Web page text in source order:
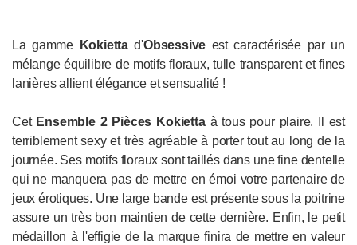
La gamme Kokiettad'Obsessive est caractérisée par un
mélange équilibre de motifs floraux, tulle transparent et fines
lanières allient élégance et sensualité !
Cet Ensemble 2 Pièces Kokiettaà tous pour plaire. Il est
terriblement sexy et très agréable à porter tout au long de la
journée. Ses motifs floraux sont taillés dans une fine dentelle
qui ne manquera pas de mettre en émoi votre partenaire de
jeux érotiques. Une large bande est présente sous la poitrine
assure un très bon maintien de cette dernière. Enfin, le petit
médaillon à l'effigie de la marque finira de mettre en valeur